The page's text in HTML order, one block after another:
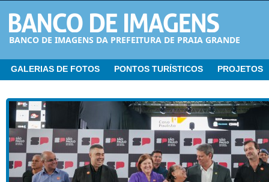
BANCO DE IMAGENS DA PREFEITURA DE PRAIA GRANDE
GALERIAS DE FOTOS PONTOS TURÍSTICOS PROJETOS